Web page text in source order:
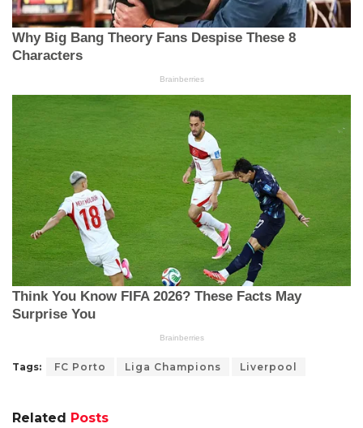
Tags: FC Porto Liga Champions Liverpool
Related Posts